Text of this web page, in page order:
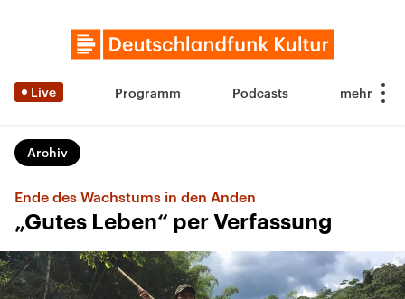
Live Programm Podcasts
Archiv
Ende des Wachstums in den Anden
„Gutes Leben“ per Verfassung